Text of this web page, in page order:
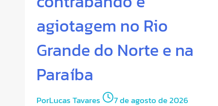
agiotagem no Rio
Grande do Norte e na
Paraíba
PorLucas Tavares
7 de agosto de 2026